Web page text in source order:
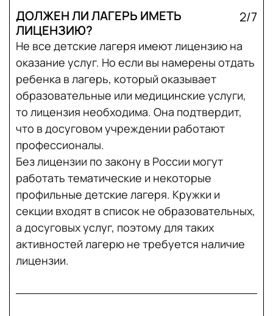
ДОЛЖЕН ЛИ ЛАГЕРЬ ИМЕТЬ
ЛИЦЕНЗИЮ?
2/7
Не все детские лагеря имеют лицензию на
оказание услуг. Но если вы намерены отдать
ребенка в лагерь, который оказывает
образовательные или медицинские услуги,
то лицензия необходима. Она подтвердит,
что в досуговом учреждении работают
профессионалы.
Без лицензии по закону в России могут
работать тематические и некоторые
профильные детские лагеря. Кружки и
секции входят в список не образовательных,
а досуговых услуг, поэтому для таких
активностей лагерю не требуется наличие
лицензии.